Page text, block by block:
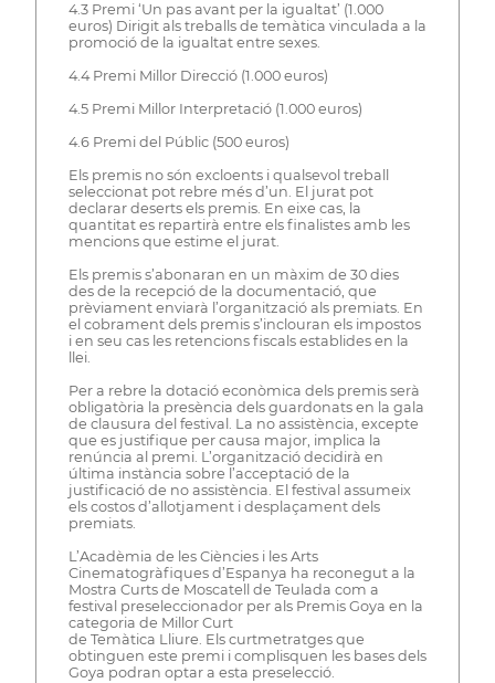
4.3 Premi ‘Un pas avant per la igualtat’ (1.000
euros) Dirigit als treballs de temàtica vinculada a la
promoció de la igualtat entre sexes.
4.4 Premi Millor Direcció (1.000 euros)
4.5 Premi Millor Interpretació (1.000 euros)
4.6 Premi del Públic (500 euros)
Els premis no són excloents i qualsevol treball
seleccionat pot rebre més d’un. El jurat pot
declarar deserts els premis. En eixe cas, la
quantitat es repartirà entre els finalistes amb les
mencions que estime el jurat.
Els premis s’abonaran en un màxim de 30 dies
des de la recepció de la documentació, que
prèviament enviarà l’organització als premiats. En
el cobrament dels premis s’inclouran els impostos
i en seu cas les retencions fiscals establides en la
llei.
Per a rebre la dotació econòmica dels premis serà
obligatòria la presència dels guardonats en la gala
de clausura del festival. La no assistència, excepte
que es justifique per causa major, implica la
renúncia al premi. L’organització decidirà en
última instància sobre l’acceptació de la
justificació de no assistència. El festival assumeix
els costos d’allotjament i desplaçament dels
premiats.
L’Acadèmia de les Ciències i les Arts
Cinematogràfiques d’Espanya ha reconegut a la
Mostra Curts de Moscatell de Teulada com a
festival preseleccionador per als Premis Goya en la
categoria de Millor Curt
de Temàtica Lliure. Els curtmetratges que
obtinguen este premi i complisquen les bases dels
Goya podran optar a esta preselecció.